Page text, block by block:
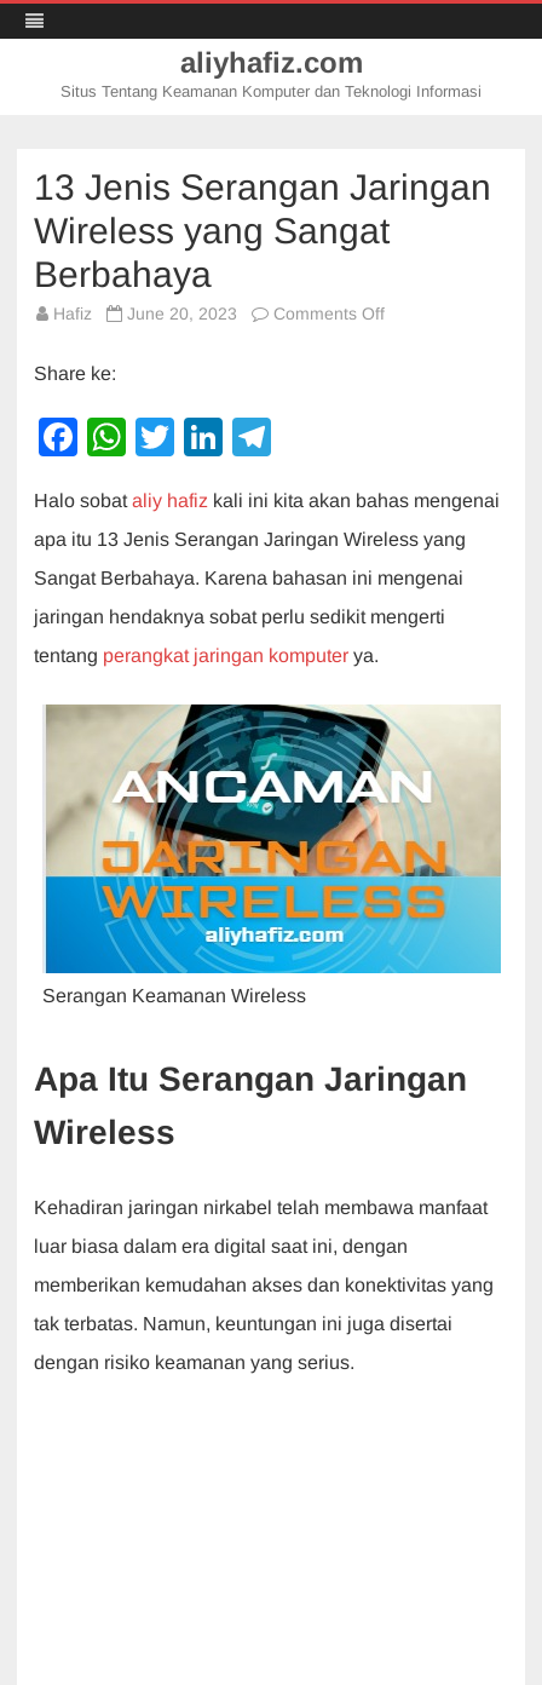
aliyhafiz.com
Situs Tentang Keamanan Komputer dan Teknologi Informasi
13 Jenis Serangan Jaringan
Wireless yang Sangat
Berbahaya
Hafiz June 20, 2023 Comments Offon
Share ke:
F
c
e
b
o
o
k
W
at
s
A
p
p
T
tt
er
Li
k
e
dI
n
e
gr
a
m
Halo sobat aliy hafiz kali ini kita akan bahas mengenai
apa itu 13 Jenis Serangan Jaringan Wireless yang
Sangat Berbahaya. Karena bahasan ini mengenai
jaringan hendaknya sobat perlu sedikit mengerti
tentang perangkat jaringan komputer ya.
Serangan Keamanan Wireless
Apa Itu Serangan Jaringan
Wireless
Kehadiran jaringan nirkabel telah membawa manfaat
luar biasa dalam era digital saat ini, dengan
memberikan kemudahan akses dan konektivitas yang
tak terbatas. Namun, keuntungan ini juga disertai
dengan risiko keamanan yang serius.